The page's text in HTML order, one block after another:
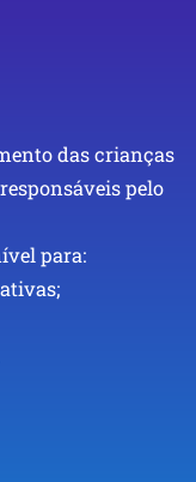
das crianças
pelo
para: